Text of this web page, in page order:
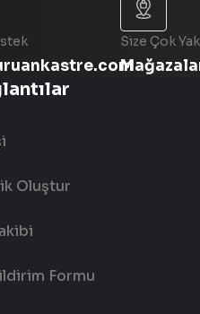
Size Çok
Oluştur
Formu